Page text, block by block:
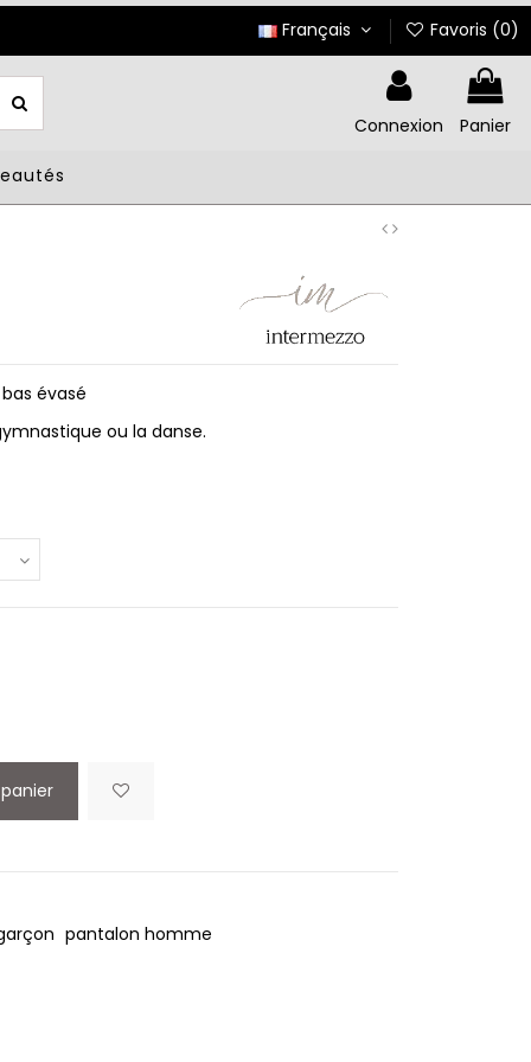
Français Favoris (0)
Connexion Panier
évasé
ou la danse.
pantalon homme